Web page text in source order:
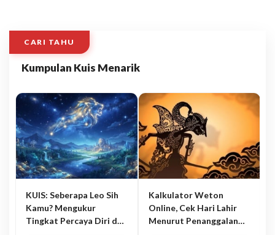
CARI TAHU
Kumpulan Kuis Menarik
KUIS: Seberapa Leo Sih
Kamu? Mengukur
Tingkat Percaya Diri dan
Kalkulator Weton
Online, Cek Hari Lahir
Menurut Penanggalan